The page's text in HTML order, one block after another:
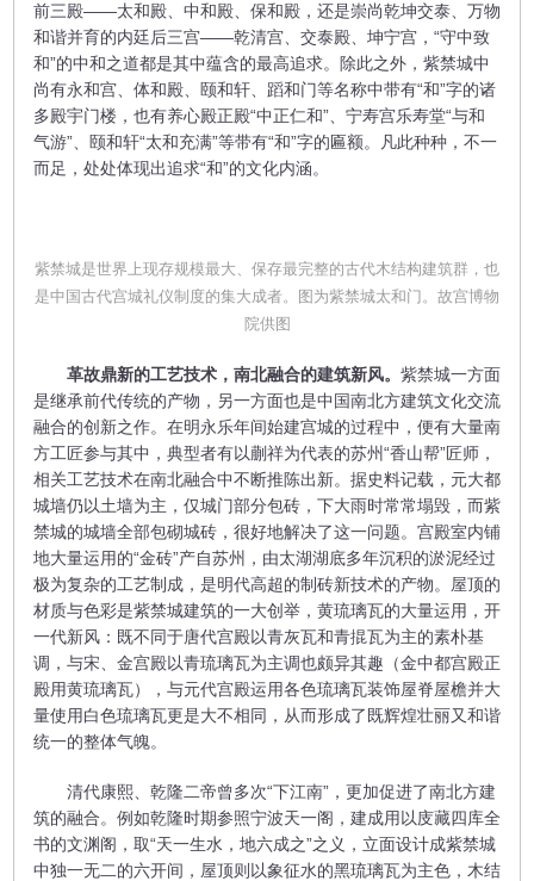
前三殿——太和殿、中和殿、保和殿，还是崇尚乾坤交泰、万物
和谐并育的内廷后三宫——乾清宫、交泰殿、坤宁宫，“守中致
和”的中和之道都是其中蕴含的最高追求。除此之外，紫禁城中
尚有永和宫、体和殿、颐和轩、蹈和门等名称中带有“和”字的诸
多殿宇门楼，也有养心殿正殿“中正仁和”、宁寿宫乐寿堂“与和
气游”、颐和轩“太和充满”等带有“和”字的匾额。凡此种种，不一
而足，处处体现出追求“和”的文化内涵。
紫禁城是世界上现存规模最大、保存最完整的古代木结构建筑群，也
是中国古代宫城礼仪制度的集大成者。图为紫禁城太和门。故宫博物
院供图
革故鼎新的工艺技术，南北融合的建筑新风。 紫禁城一方面
是继承前代传统的产物，另一方面也是中国南北方建筑文化交流
融合的创新之作。在明永乐年间始建宫城的过程中，便有大量南
方工匠参与其中，典型者有以蒯祥为代表的苏州“香山帮”匠师，
相关工艺技术在南北融合中不断推陈出新。据史料记载，元大都
城墙仍以土墙为主，仅城门部分包砖，下大雨时常常塌毁，而紫
禁城的城墙全部包砌城砖，很好地解决了这一问题。宫殿室内铺
地大量运用的“金砖”产自苏州，由太湖湖底多年沉积的淤泥经过
极为复杂的工艺制成，是明代高超的制砖新技术的产物。屋顶的
材质与色彩是紫禁城建筑的一大创举，黄琉璃瓦的大量运用，开
一代新风：既不同于唐代宫殿以青灰瓦和青掍瓦为主的素朴基
调，与宋、金宫殿以青琉璃瓦为主调也颇异其趣（金中都宫殿正
殿用黄琉璃瓦），与元代宫殿运用各色琉璃瓦装饰屋脊屋檐并大
量使用白色琉璃瓦更是大不相同，从而形成了既辉煌壮丽又和谐
统一的整体气魄。
清代康熙、乾隆二帝曾多次“下江南”，更加促进了南北方建
筑的融合。例如乾隆时期参照宁波天一阁，建成用以庋藏四库全
书的文渊阁，取“天一生水，地六成之”之义，立面设计成紫禁城
中独一无二的六开间，屋顶则以象征水的黑琉璃瓦为主色，木结